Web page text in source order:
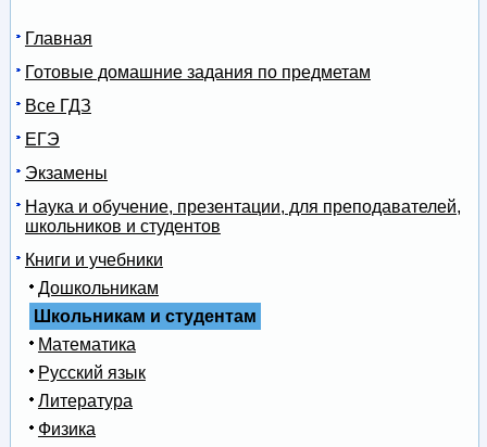
Главная
Готовые домашние задания по предметам
Все ГДЗ
ЕГЭ
Экзамены
Наука и обучение, презентации, для преподавателей,
школьников и студентов
Книги и учебники
Дошкольникам
Школьникам и студентам
Математика
Русский язык
Литература
Физика